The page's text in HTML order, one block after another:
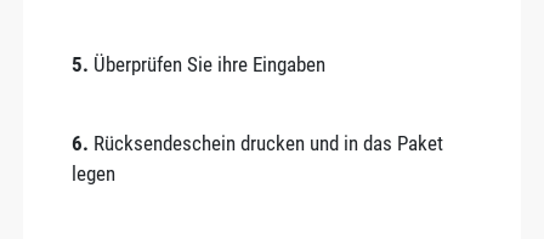
5. Überprüfen Sie ihre Eingaben
6. Rücksendeschein drucken und in das Paket
legen